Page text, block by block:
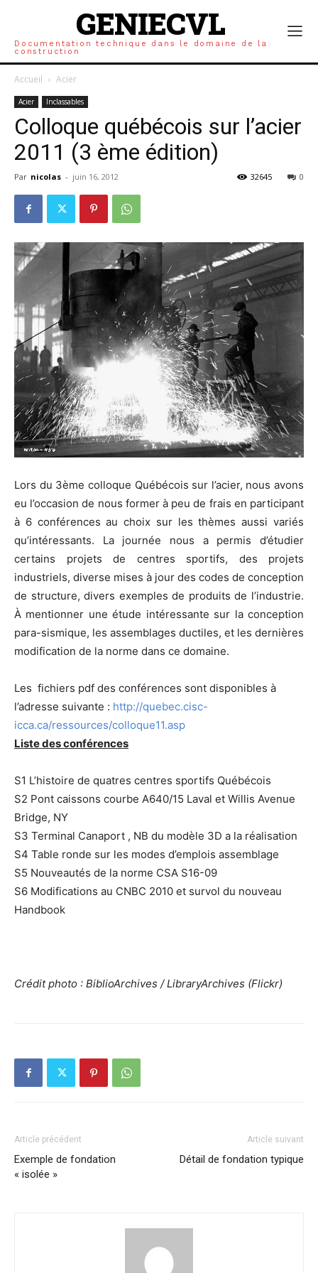
capacité expérimentale de reproduite et d’analyser ces
phénomènes dans le but d’améliorer les propriétés du matériau.
Crédit photo : osde8info @ Flickr
GENIECVL
Documentation technique dans le domaine de la
construction
Accueil Acier
Acier Inclassables
Colloque québécois sur l’acier
2011 (3 ème édition)
Par nicolas - juin 16, 2012 0
32645
Lors du 3ème colloque Québécois sur l’acier, nous avons
eu l’occasion de nous former à peu de frais en participant
à 6 conférences au choix sur les thèmes aussi variés
qu’intéressants. La journée nous a permis d’étudier
certains projets de centres sportifs, des projets
industriels, diverse mises à jour des codes de conception
de structure, divers exemples de produits de l’industrie.
À mentionner une étude intéressante sur la conception
para-sismique, les assemblages ductiles, et les dernières
modification de la norme dans ce domaine.
Les fichiers pdf des conférences sont disponibles à
l’adresse suivante : http://quebec.cisc-
icca.ca/ressources/colloque11.asp
Liste des conférences
S1 L’histoire de quatres centres sportifs Québécois
S2 Pont caissons courbe A640/15 Laval et Willis Avenue
Bridge, NY
S3 Terminal Canaport , NB du modèle 3D a la réalisation
S4 Table ronde sur les modes d’emplois assemblage
S5 Nouveautés de la norme CSA S16-09
S6 Modifications au CNBC 2010 et survol du nouveau
Handbook
Crédit photo : BiblioArchives / LibraryArchives (Flickr)
Article précédent
Exemple de fondation
« isolée »
Article suivant
Détail de fondation typique